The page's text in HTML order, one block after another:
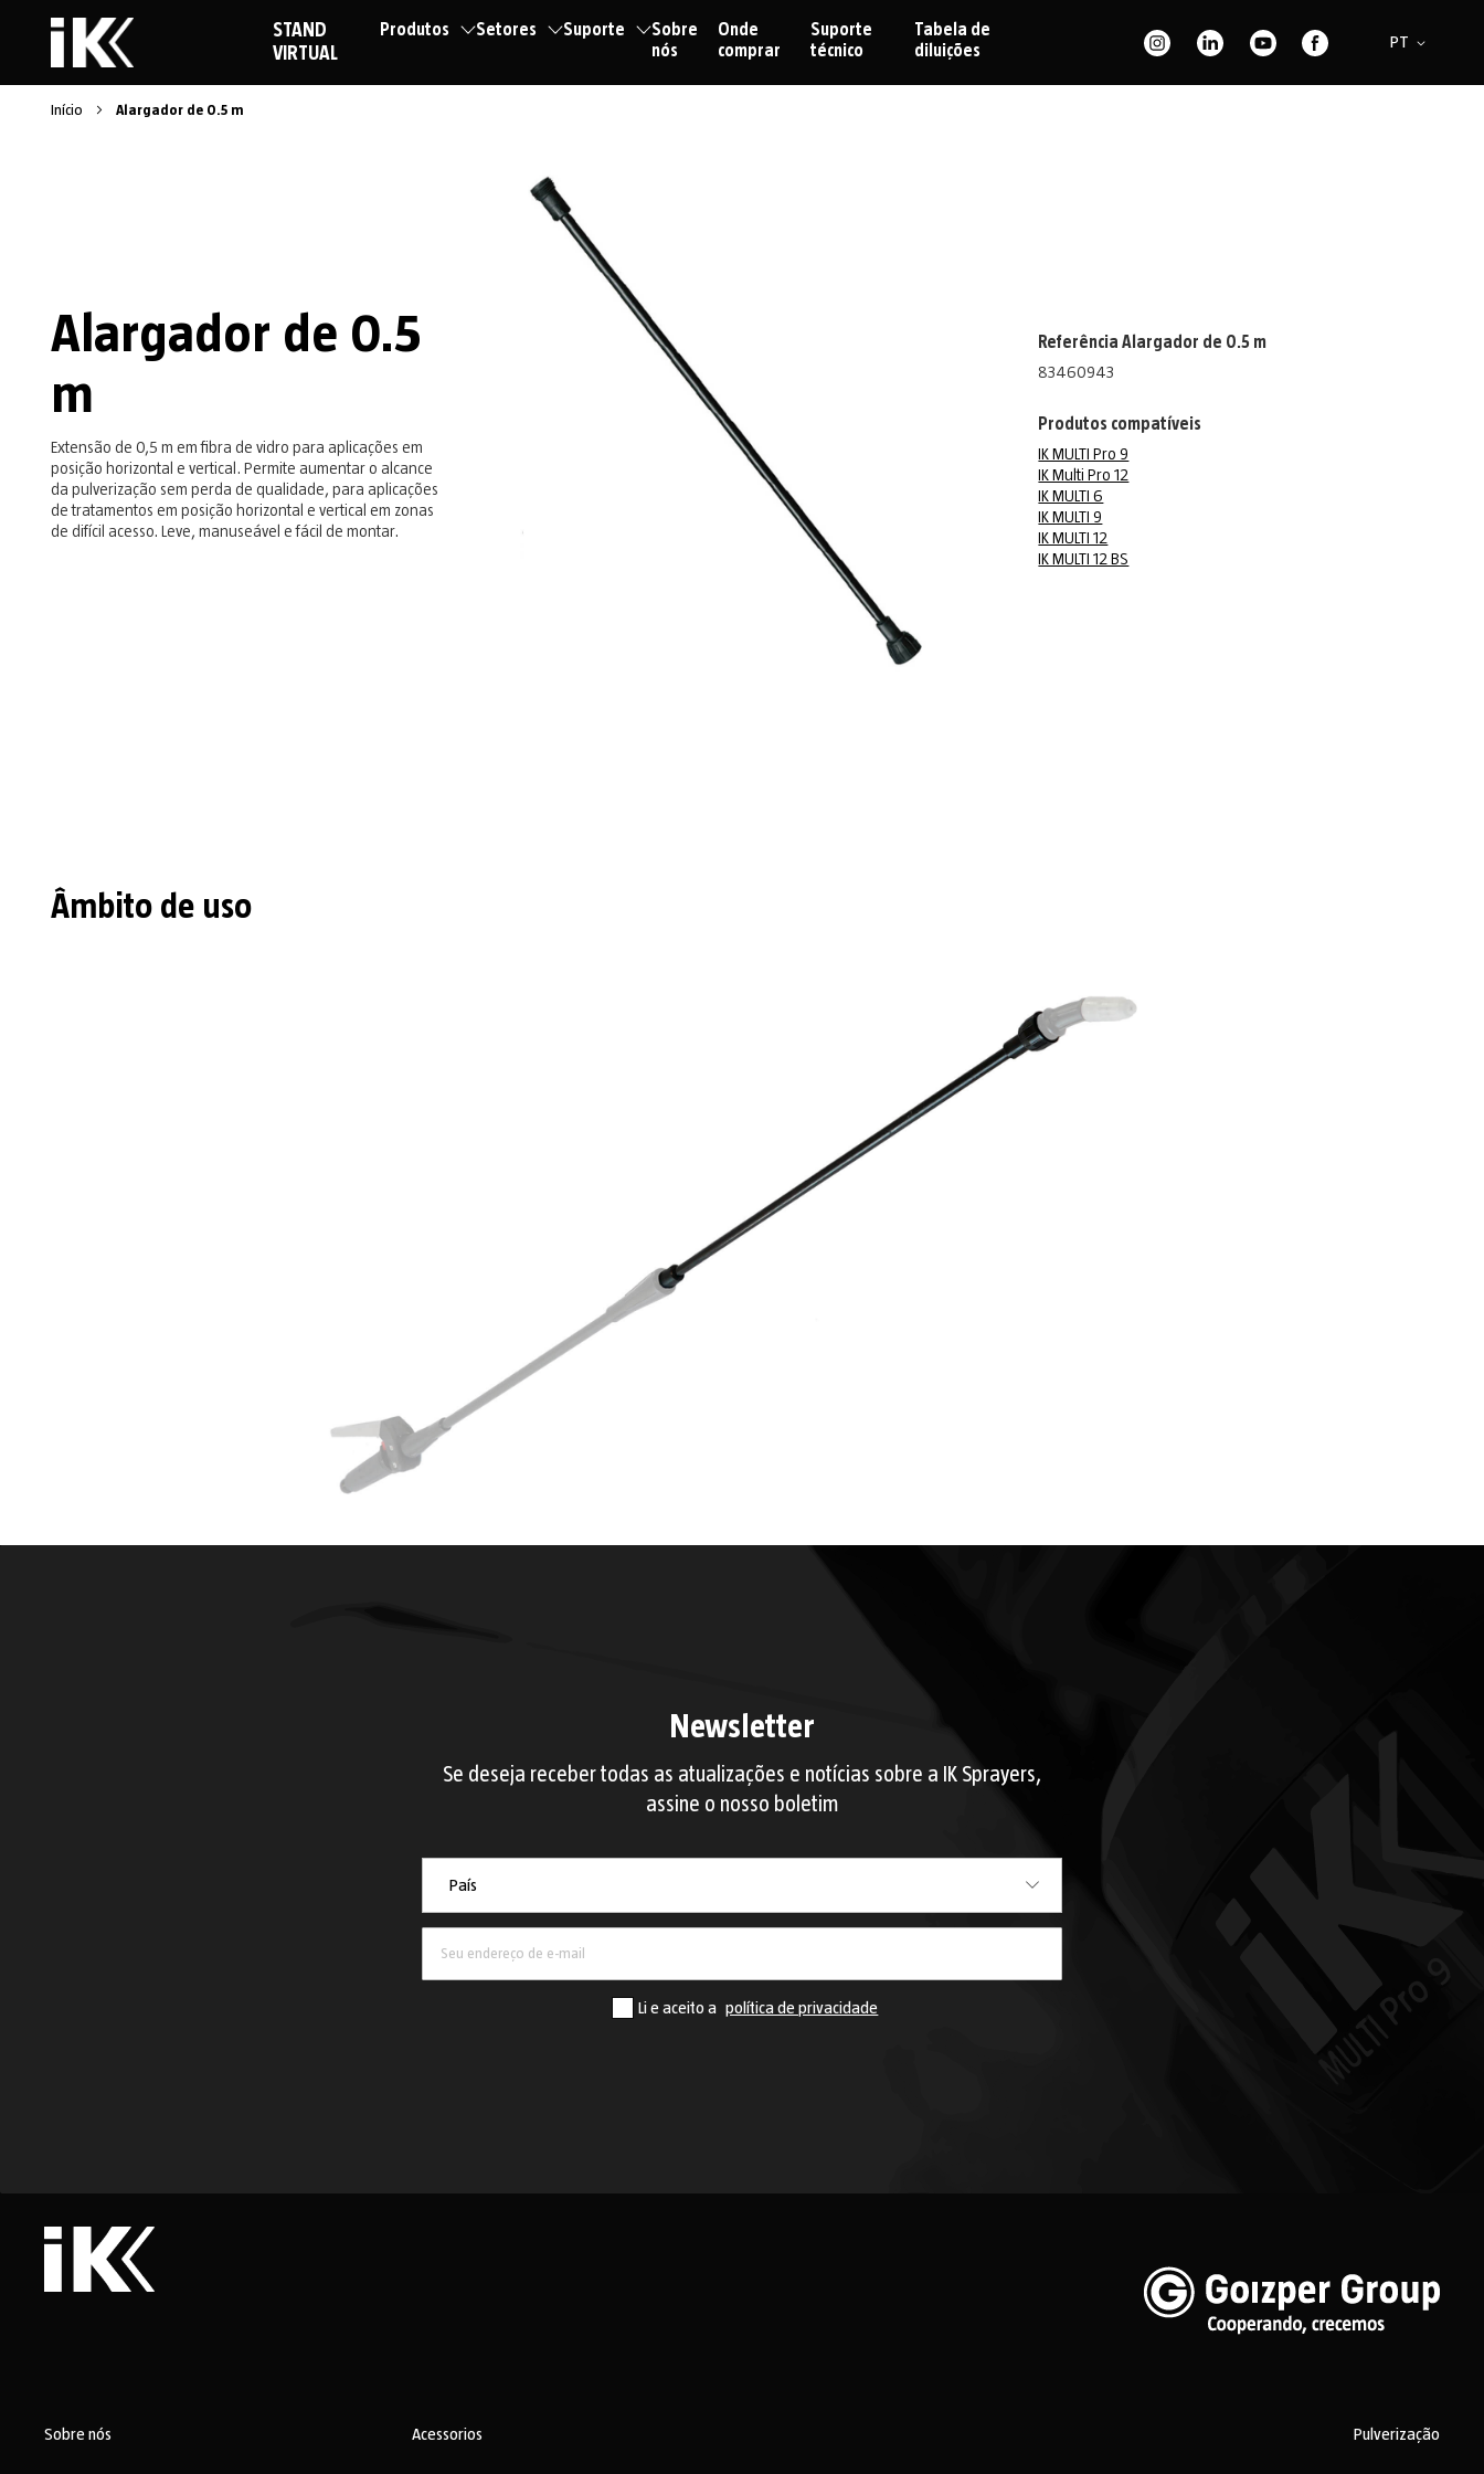
STAND
VIRTUAL
Produtos Setores Suporte
Sobre
nós
Onde
comprar
Suporte
técnico
Tabela de
diluições
Idioma
PT
Início Alargador de 0.5 m
Alargador de 0.5
m
Extensão de 0,5 m em fibra de vidro para aplicações em
posição horizontal e vertical. Permite aumentar o alcance
da pulverização sem perda de qualidade, para aplicações
de tratamentos em posição horizontal e vertical em zonas
de difícil acesso. Leve, manuseável e fácil de montar.
Referência Alargador de 0.5 m
83460943
Produtos compatíveis
IK MULTI Pro 9
IK Multi Pro 12
IK MULTI 6
IK MULTI 9
IK MULTI 12
IK MULTI 12 BS
Âmbito de uso
Newsletter
Se deseja receber todas as atualizações e notícias sobre a IK Sprayers,
assine o nosso boletim
País
Li e aceito a política de privacidade
Sobre nós Acessorios Pulverização